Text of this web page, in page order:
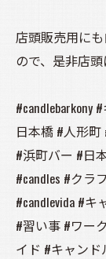
店頭販売用に
ので、是非店
#candlebarkony
日本橋 #人形
#浜町バー #日
#candles #クラ
#candlevida #
#習い事 #ワー
イド #キャン